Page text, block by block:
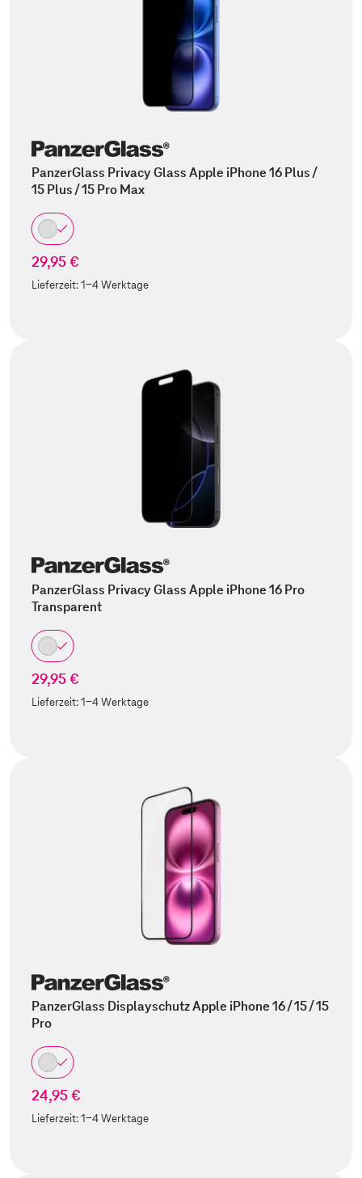
PanzerGlass Privacy Glass Apple iPhone 16 Plus /
15 Plus / 15 Pro Max
29,95 €
Lieferzeit:1-4 Werktage
PanzerGlass Privacy Glass Apple iPhone 16 Pro
Transparent
29,95 €
Lieferzeit:1-4 Werktage
PanzerGlass Displayschutz Apple iPhone 16 / 15 / 15
Pro
24,95 €
Lieferzeit:1-4 Werktage